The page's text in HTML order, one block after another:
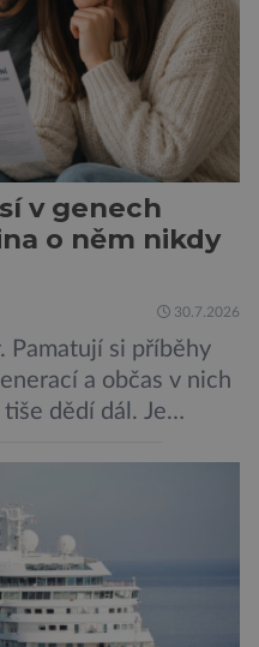
v genech
o něm nikdy
30.7.2026
Pamatují si příběhy
a občas v nich
dědí dál. Je
jeho dítěte. Právě
onemocnění,
[…]